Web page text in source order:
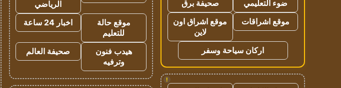
ضوء التعليمي
صحيفة برق
موقع اشراقات
موقع اشراق اون
لاين
اركان سياحة وسفر
!
الرياضي
موقع حالة
للتعليم
اخبار 24 ساعة
هيدب فنون
وترفيه
صحيفة العالم